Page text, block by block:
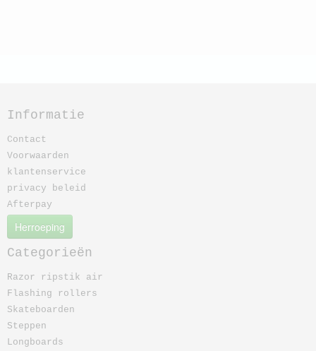
Informatie
Contact
Voorwaarden
klantenservice
privacy beleid
Afterpay
Herroeping
Categorieën
Razor ripstik air
Flashing rollers
Skateboarden
Steppen
Longboards